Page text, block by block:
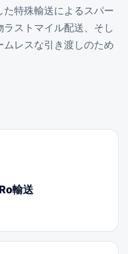
特殊輸送によるスパー
ストマイル配送、そし
レスな引き渡しのため
輸送